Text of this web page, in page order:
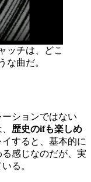
ッチは、どこ
な曲だ。
ションではない
歴史のifも楽しめ
すると、基本的に
感じなのだが、実
る。